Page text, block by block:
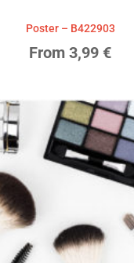
Poster – B422903
From 3,99 €